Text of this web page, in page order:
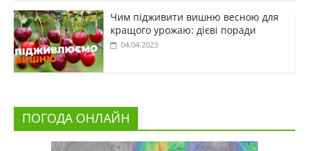
Чим підживити вишню весною для
кращого урожаю: дієві поради
04.04.2023
ПОГОДА ОНЛАЙН